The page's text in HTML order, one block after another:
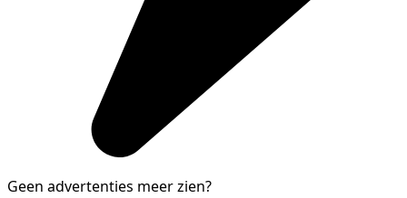
Geen advertenties meer zien?